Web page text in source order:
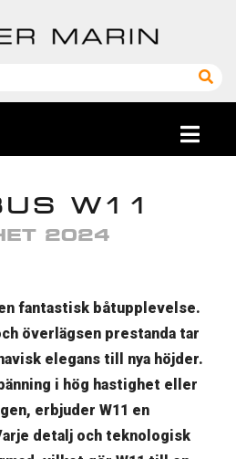
W11
2024
fantastisk båtupplevelse.
överlägsen prestanda tar
elegans till nya höjder.
i hög hastighet eller
erbjuder W11 en
detalj och teknologisk